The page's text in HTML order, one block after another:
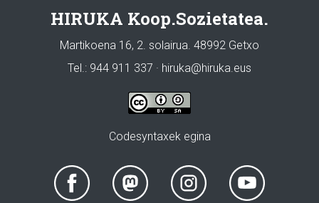
HIRUKA Koop.Sozietatea.
Martikoena 16, 2. solairua. 48992 Getxo
Tel.: 944 911 337 · hiruka@hiruka.eus
Codesyntaxek egina